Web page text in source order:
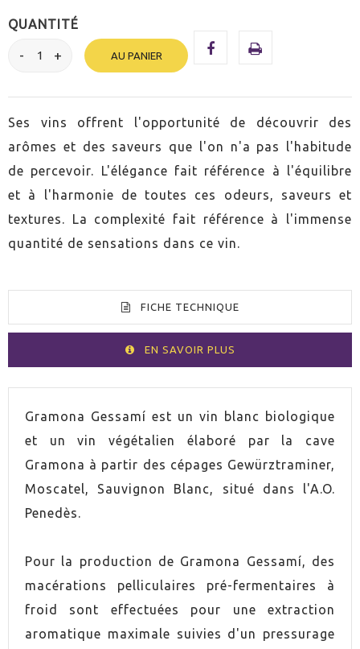
QUANTITÉ
AU PANIER
Ses vins offrent l'opportunité de découvrir des
arômes et des saveurs que l'on n'a pas l'habitude
de percevoir. L'élégance fait référence à l'équilibre
et à l'harmonie de toutes ces odeurs, saveurs et
textures. La complexité fait référence à l'immense
quantité de sensations dans ce vin.
FICHE TECHNIQUE
EN SAVOIR PLUS
VOLUMEN 75cl
PRODUCTO
VEGANO
ECOLÓGICO
Oui
GRADUACIÓN 11,0%
Gramona Gessamí est un vin blanc biologique
et un vin végétalien élaboré par la cave
Gramona à partir des cépages Gewürztraminer,
Moscatel, Sauvignon Blanc, situé dans l'A.O.
Penedès.
Pour la production de Gramona Gessamí, des
macérations pelliculaires pré-fermentaires à
froid sont effectuées pour une extraction
aromatique maximale suivies d'un pressurage